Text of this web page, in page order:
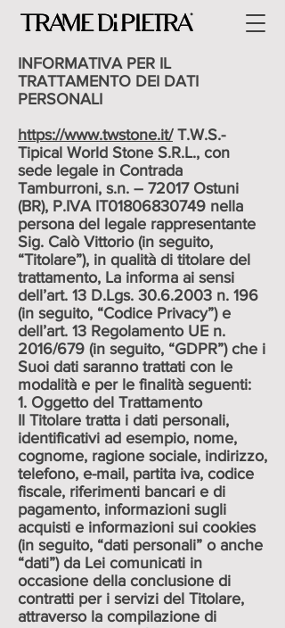
INFORMATIVA PER IL
TRATTAMENTO DEI DATI
PERSONALI
https://www.twstone.it/T.W.S.-
Tipical World Stone S.R.L., con
sede legale in Contrada
Tamburroni, s.n. – 72017 Ostuni
(BR), P.IVA IT01806830749 nella
persona del legale rappresentante
Sig. Calò Vittorio (in seguito,
“Titolare”), in qualità di titolare del
trattamento, La informa ai sensi
dell’art. 13 D.Lgs. 30.6.2003 n. 196
(in seguito, “Codice Privacy”) e
dell’art. 13 Regolamento UE n.
2016/679 (in seguito, “GDPR”) che i
Suoi dati saranno trattati con le
modalità e per le finalità seguenti:
1. Oggetto del Trattamento
Il Titolare tratta i dati personali,
identificativi ad esempio, nome,
cognome, ragione sociale, indirizzo,
telefono, e-mail, partita iva, codice
fiscale, riferimenti bancari e di
pagamento, informazioni sugli
acquisti e informazioni sui cookies
(in seguito, “dati personali” o anche
“dati”) da Lei comunicati in
occasione della conclusione di
contratti per i servizi del Titolare,
attraverso la compilazione di